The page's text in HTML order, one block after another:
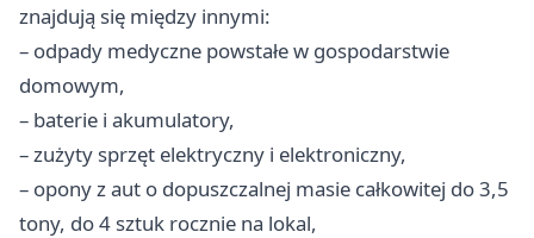
znajdują się między innymi:
– odpady medyczne powstałe w gospodarstwie
domowym,
– baterie i akumulatory,
– zużyty sprzęt elektryczny i elektroniczny,
– opony z aut o dopuszczalnej masie całkowitej do 3,5
tony, do 4 sztuk rocznie na lokal,